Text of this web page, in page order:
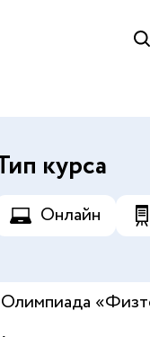
курса
Онлайн
Олимпиада